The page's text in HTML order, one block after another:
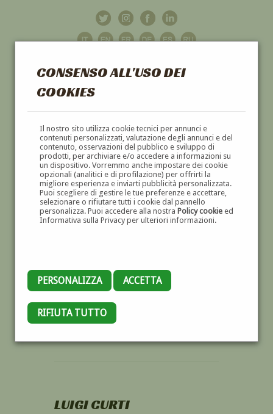
CONSENSO ALL'USO DEI
COOKIES
Il nostro sito utilizza cookie tecnici per annunci e
contenuti personalizzati, valutazione degli annunci e del
contenuto, osservazioni del pubblico e sviluppo di
prodotti, per archiviare e/o accedere a informazioni su
un dispositivo. Vorremmo anche impostare dei cookie
opzionali (analitici e di profilazione) per offrirti la
migliore esperienza e inviarti pubblicità personalizzata.
Puoi scegliere di gestire le tue preferenze e accettare,
selezionare o rifiutare tutti i cookie dal pannello
personalizza. Puoi accedere alla nostra Policy cookieed
Informativa sulla Privacy per ulteriori informazioni.
PERSONALIZZA ACCETTA
RIFIUTA TUTTO
GALLERIAD'ARTE
DIPINTI E SCULTURE '800 E '900
LUIGI CURTI